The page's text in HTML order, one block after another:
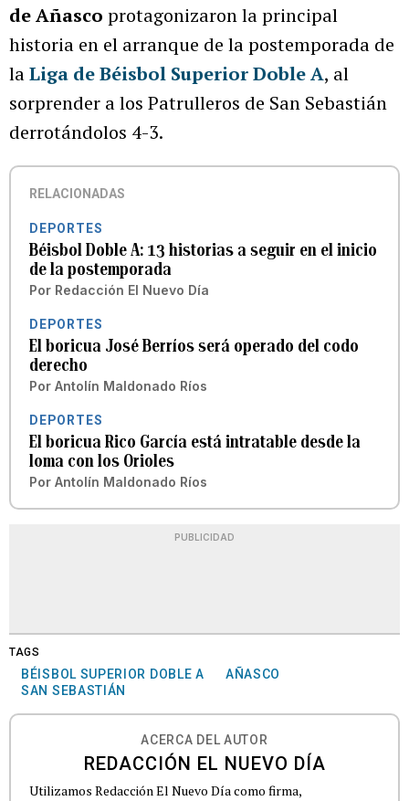
de Añasco protagonizaron la principal
historia en el arranque de la postemporada de
laLiga de Béisbol Superior Doble A, al
sorprender a los Patrulleros de San Sebastián
derrotándolos 4-3.
RELACIONADAS
DEPORTES
Béisbol Doble A: 13 historias a seguir en el inicio
de la postemporada
Por Redacción El Nuevo Día
DEPORTES
El boricua José Berríos será operado del codo
derecho
Por Antolín Maldonado Ríos
DEPORTES
El boricua Rico García está intratable desde la
loma con los Orioles
Por Antolín Maldonado Ríos
PUBLICIDAD
TAGS
BÉISBOL SUPERIOR DOBLE A
AÑASCO
SAN SEBASTIÁN
ACERCA DEL AUTOR
REDACCIÓN EL NUEVO DÍA
Utilizamos Redacción El Nuevo Día como firma,